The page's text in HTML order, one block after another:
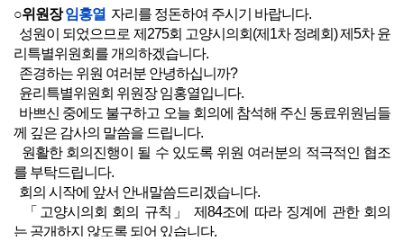
○위원장임홍열 자리를 정돈하여 주시기 바랍니다.
성원이 되었으므로 제275회 고양시의회(제1차 정례회) 제5차 윤
리특별위원회를 개의하겠습니다.
존경하는 위원 여러분 안녕하십니까?
윤리특별위원회 위원장 임홍열입니다.
바쁘신 중에도 불구하고 오늘 회의에 참석해 주신 동료위원님들
께 깊은 감사의 말씀을 드립니다.
원활한 회의진행이 될 수 있도록 위원 여러분의 적극적인 협조
를 부탁드립니다.
회의 시작에 앞서 안내말씀드리겠습니다.
「고양시의회 회의 규칙」 제84조에 따라 징계에 관한 회의
는 공개하지 않도록 되어 있습니다.